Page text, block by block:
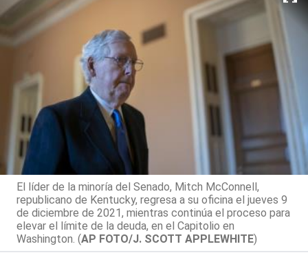
El líder de la minoría del Senado, Mitch McConnell,
republicano de Kentucky, regresa a su oficina el jueves 9
de diciembre de 2021, mientras continúa el proceso para
elevar el límite de la deuda, en el Capitolio en
Washington. (AP FOTO/J. SCOTT APPLEWHITE)